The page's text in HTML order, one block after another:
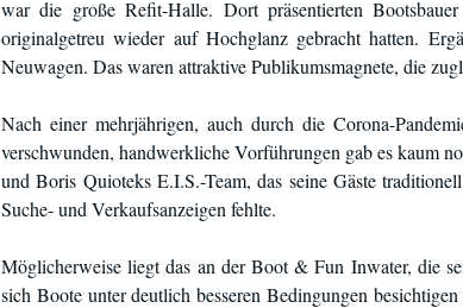
war die große Refit-Halle. Dort präsentierten
originalgetreu wieder auf Hochglanz gebracht hatten.
Neuwagen. Das waren attraktive Publikumsmagnete, die
Nach einer mehrjährigen, auch durch die Corona-
verschwunden, handwerkliche Vorführungen gab es kaum
und Boris Quioteks E.I.S.-Team, das seine Gäste
Suche- und Verkaufsanzeigen fehlte.
Möglicherweise liegt das an der Boot & Fun Inwater, die
sich Boote unter deutlich besseren Bedingungen